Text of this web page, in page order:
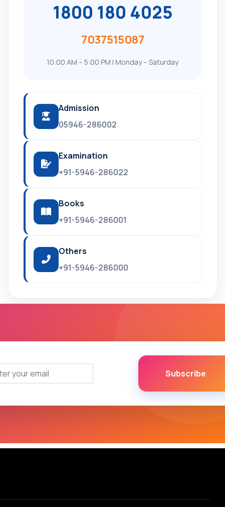
1800 180 4025
7037515087
10:00 AM – 5:00 PM | Monday – Saturday
Admission
05946-286002
Examination
+91-5946-286022
Books
+91-5946-286001
Others
+91-5946-286000
Subscribe